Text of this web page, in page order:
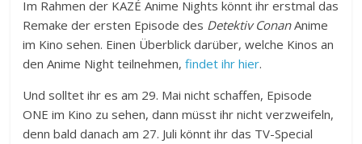
Im Rahmen der KAZÉ Anime Nights könnt ihr erstmal das
Remake der ersten Episode des Detektiv ConanAnime
im Kino sehen. Einen Überblick darüber, welche Kinos an
den Anime Night teilnehmen,findet ihr hier.
Und solltet ihr es am 29. Mai nicht schaffen, Episode
ONE im Kino zu sehen, dann müsst ihr nicht verzweifeln,
denn bald danach am 27. Juli könnt ihr das TV-Special